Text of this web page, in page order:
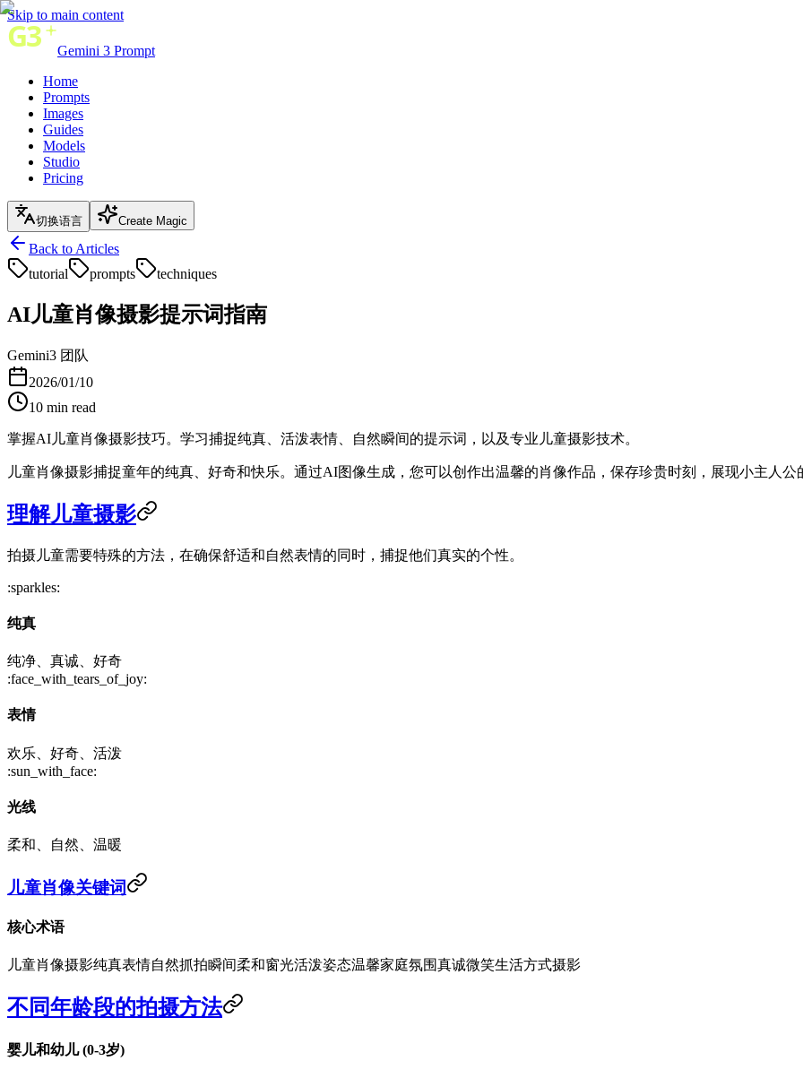
Skip to main content
Gemini 3 Prompt
Home
Prompts
Images
Guides
Models
Studio
Pricing
切换语言 Create Magic
Back to Articles
tutorial
prompts techniques
AI儿童肖像摄影提示词指南
Gemini3 团队
2026/01/10
10 min read
掌握AI儿童肖像摄影技巧。学习捕捉纯真、活泼表情、自然瞬间的提示词，以及专业儿童摄影技术。
儿童肖像摄影捕捉童年的纯真、好奇和快乐。通过AI图像生成，您可以创作出温馨的肖像作品，保存珍贵时刻，展现小主人公
理解儿童摄影
拍摄儿童需要特殊的方法，在确保舒适和自然表情的同时，捕捉他们真实的个性。
:sparkles:
纯真
纯净、真诚、好奇
:face_with_tears_of_joy:
表情
欢乐、好奇、活泼
:sun_with_face:
光线
柔和、自然、温暖
儿童肖像关键词
核心术语
儿童肖像摄影纯真表情自然抓拍瞬间 柔和窗光活泼姿态温馨家庭氛围 真诚微笑生活方式摄影
不同年龄段的拍摄方法
婴儿和幼儿 (0-3岁)